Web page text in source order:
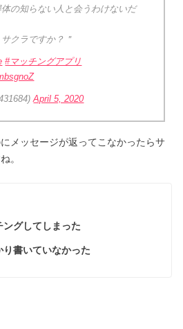
の知らない人と会うわけないだ
クラですか？＂
#マッチングアプリ
April 5, 2020
メッセージが返ってこなかったらサ
。
グしてしまった
書いていなかった